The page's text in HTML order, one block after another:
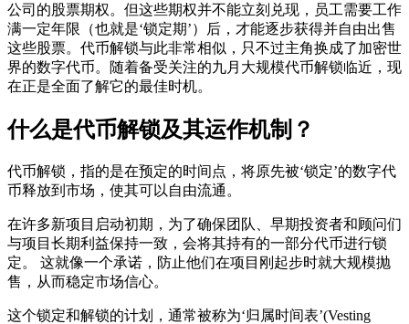
公司的股票期权。但这些期权并不能立刻兑现，员工需要工作
满一定年限（也就是‘锁定期’）后，才能逐步获得并自由出售
这些股票。代币解锁与此非常相似，只不过主角换成了加密世
界的数字代币。随着备受关注的九月大规模代币解锁临近，现
在正是全面了解它的最佳时机。
什么是代币解锁及其运作机制？
代币解锁，指的是在预定的时间点，将原先被‘锁定’的数字代
币释放到市场，使其可以自由流通。
在许多新项目启动初期，为了确保团队、早期投资者和顾问们
与项目长期利益保持一致，会将其持有的一部分代币进行锁
定。 这就像一个承诺，防止他们在项目刚起步时就大规模抛
售，从而稳定市场信心。
这个锁定和解锁的计划，通常被称为‘归属时间表’(Vesting